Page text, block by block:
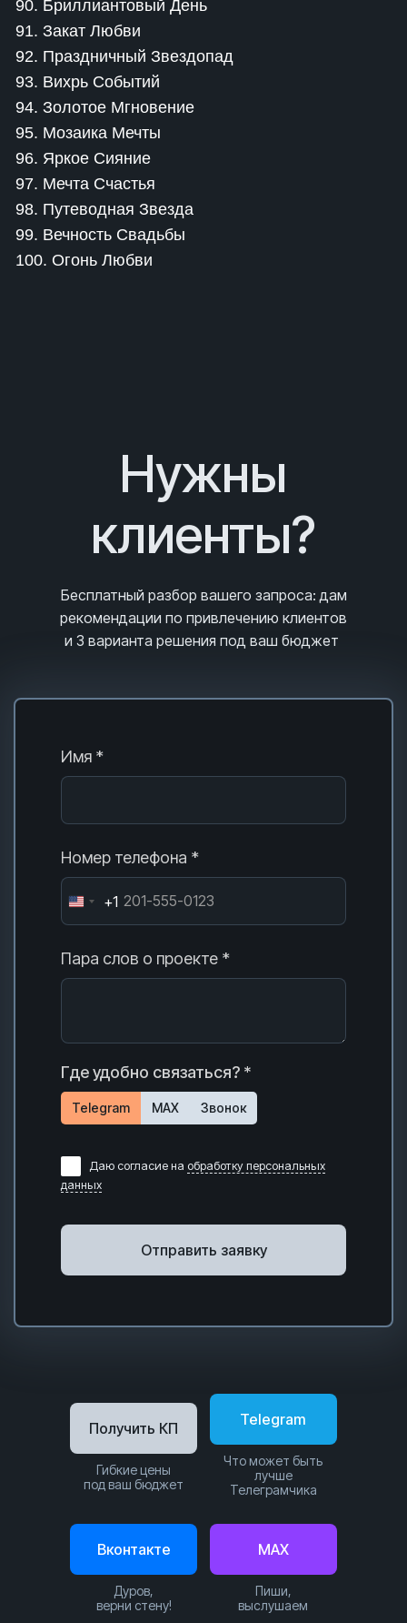
90. Бриллиантовый День
91. Закат Любви
92. Праздничный Звездопад
93. Вихрь Событий
94. Золотое Мгновение
95. Мозаика Мечты
96. Яркое Сияние
97. Мечта Счастья
98. Путеводная Звезда
99. Вечность Свадьбы
100. Огонь Любви
Нужны
клиенты?
Бесплатный разбор вашего запроса: дам
рекомендации по привлечению клиентов
и 3 варианта решения под ваш бюджет
Имя *
Номер телефона *
+1
Пара слов о проекте *
Где удобно связаться? *
Telegram MAX Звонок
Даю согласие на обработку персональных
данных
Отправить заявку
Telegram
Что может быть
лучше
Телеграмчика
Вконтакте
Дуров,
верни стену!
Получить КП
Гибкие цены
под ваш бюджет
MAX
Пиши,
выслушаем